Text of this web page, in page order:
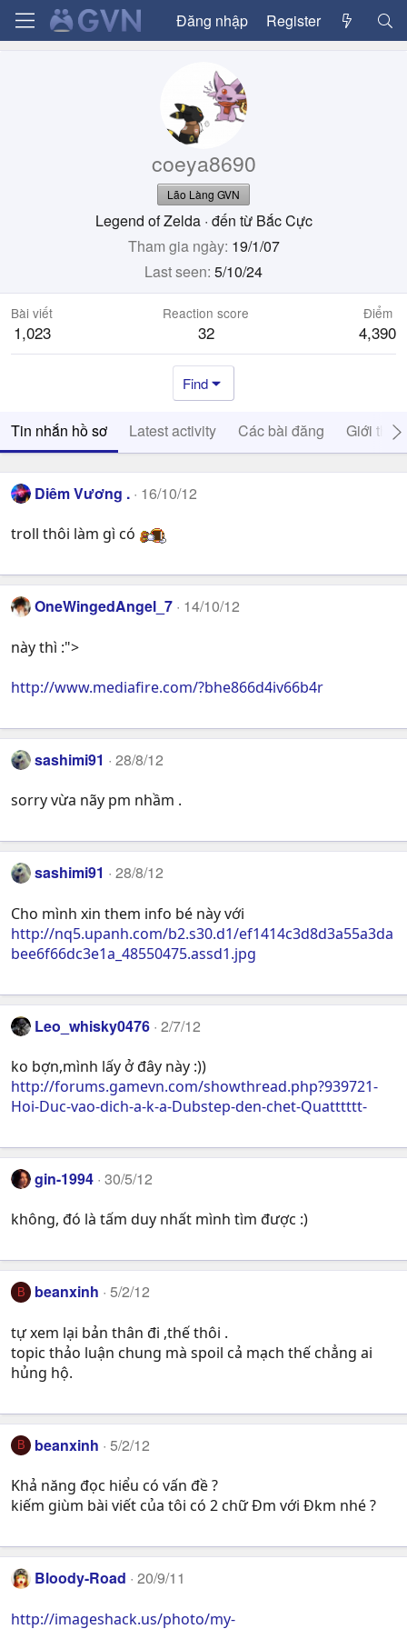
Đăng nhập Register
coeya8690
Lão Làng GVN
Legend of Zelda · đến từ Bắc Cực
Tham gia ngày 19/1/07
Last seen 5/10/24
Bài viết
1,023
Reaction score
32
Điểm
4,390
Find
Tin nhắn hồ sơ Latest activity Các bài đăng Giới thiệu
Diêm Vương . 16/10/12
troll thôi làm gì có
OneWingedAngel_7 14/10/12
này thì :">
http://www.mediafire.com/?bhe866d4iv66b4r
sashimi91 28/8/12
sorry vừa nãy pm nhầm .
sashimi91 28/8/12
Cho mình xin them info bé này với
http://nq5.upanh.com/b2.s30.d1/ef1414c3d8d3a55a3da
bee6f66dc3e1a_48550475.assd1.jpg
Leo_whisky0476 2/7/12
ko bợn,mình lấy ở đây này :))
http://forums.gamevn.com/showthread.php?939721-
Hoi-Duc-vao-dich-a-k-a-Dubstep-den-chet-Quatttttt-
gin-1994 30/5/12
không, đó là tấm duy nhất mình tìm được :)
B beanxinh 5/2/12
tự xem lại bản thân đi ,thế thôi .
topic thảo luận chung mà spoil cả mạch thế chẳng ai
hủng hộ.
B beanxinh 5/2/12
Khả năng đọc hiểu có vấn đề ?
kiếm giùm bài viết của tôi có 2 chữ Đm với Đkm nhé ?
Bloody-Road 20/9/11
http://imageshack.us/photo/my-